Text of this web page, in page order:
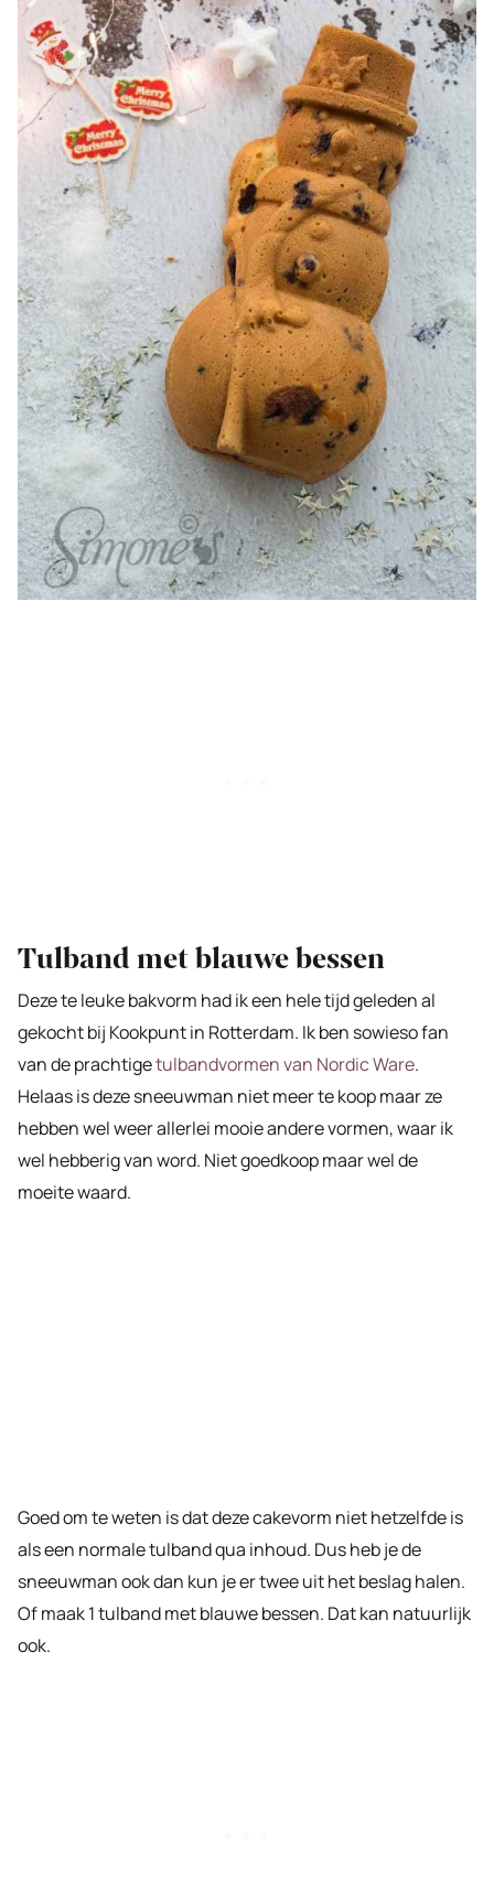
Tulband met blauwe bessen
Deze te leuke bakvorm had ik een hele tijd geleden al
gekocht bij Kookpunt in Rotterdam. Ik ben sowieso fan
van de prachtigetulbandvormen van Nordic Ware.
Helaas is deze sneeuwman niet meer te koop maar ze
hebben wel weer allerlei mooie andere vormen, waar ik
wel hebberig van word. Niet goedkoop maar wel de
moeite waard.
Goed om te weten is dat deze cakevorm niet hetzelfde is
als een normale tulband qua inhoud. Dus heb je de
sneeuwman ook dan kun je er twee uit het beslag halen.
Of maak 1 tulband met blauwe bessen. Dat kan natuurlijk
ook.